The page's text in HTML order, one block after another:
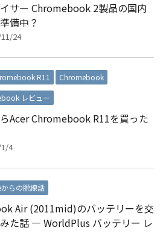
サー Chromebook 2製品の国内
備中？
24
R11
Chromebook
レビュー
Acer Chromebook R11を買った
1/4
らの脱線話
Air (2011mid)のバッテリーを交
た話 — WorldPlus バッテリー レ